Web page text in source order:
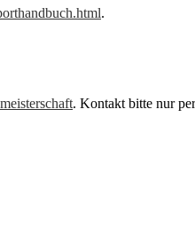
.
. Kontakt bitte nur